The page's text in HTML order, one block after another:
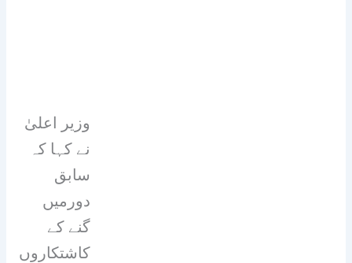
وزیر اعلیٰ
نے کہا کہ
سابق
دورمیں
گنے کے
کاشتکاروں